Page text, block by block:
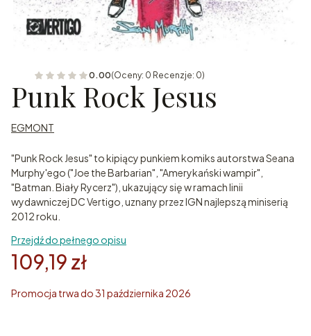
0.00(Oceny: 0 Recenzje: 0)
Punk Rock Jesus
EGMONT
"Punk Rock Jesus" to kipiący punkiem komiks autorstwa Seana
Murphy'ego ("Joe the Barbarian", "Amerykański wampir",
"Batman. Biały Rycerz"), ukazujący się w ramach linii
wydawniczej DC Vertigo, uznany przez IGN najlepszą miniserią
2012 roku.
Przejdź do pełnego opisu
109,19 zł
Promocja trwa do 31 października 2026